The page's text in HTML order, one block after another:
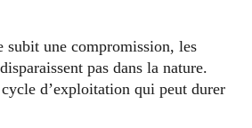
subit une compromission, les
pas dans la nature.
d’exploitation qui peut durer